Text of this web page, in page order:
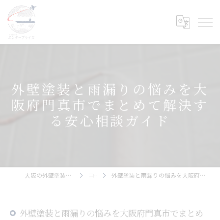
外壁塗装と雨漏りの悩みを大
阪府門真市でまとめて解決す
る安心相談ガイド
大阪の外壁塗装ならエンタープライズ コラム 外壁塗装と雨漏りの悩みを大阪府門真市でまとめて解決する安心相談ガイド
外壁塗装と雨漏りの悩みを大阪府門真市でまとめ